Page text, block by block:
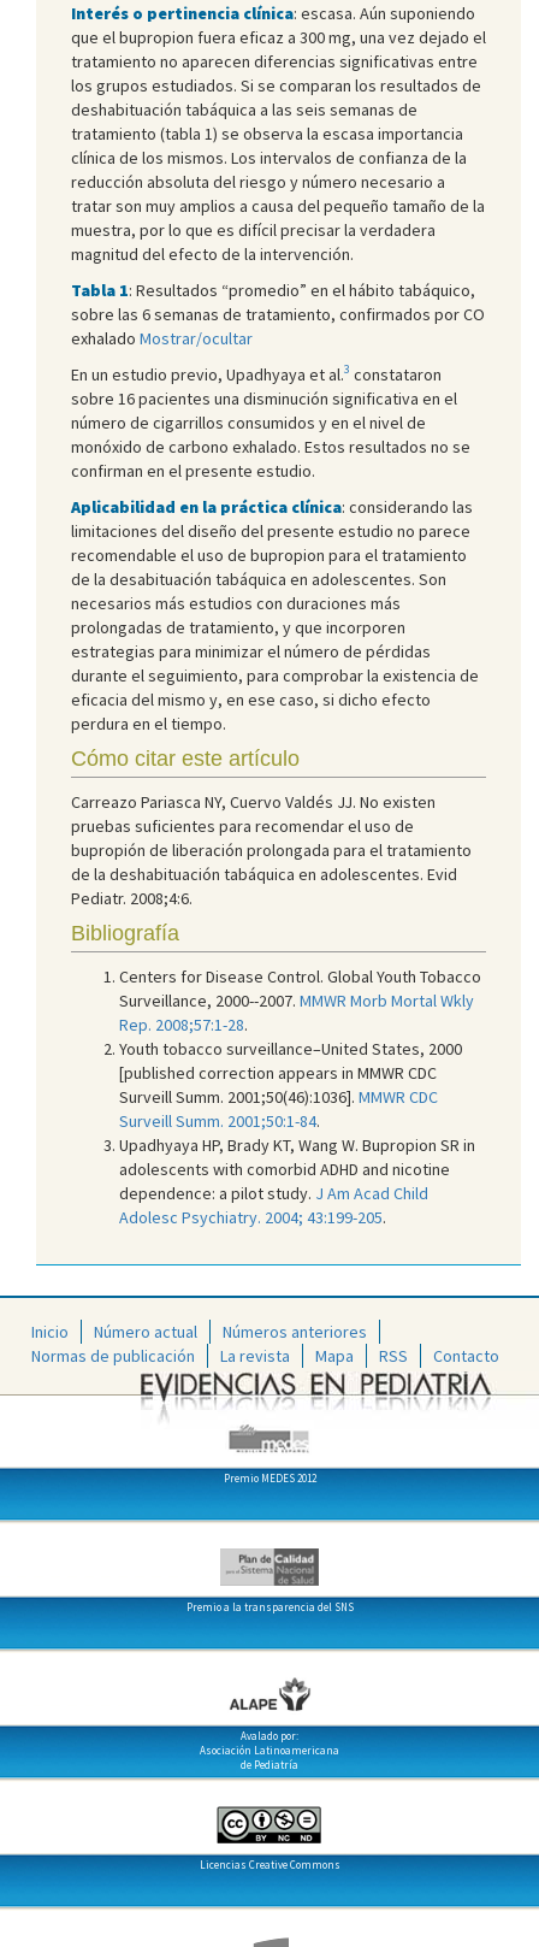
Interés o pertinencia clínica: escasa. Aún suponiendo
que el bupropion fuera eficaz a 300 mg, una vez dejado el
tratamiento no aparecen diferencias significativas entre
los grupos estudiados. Si se comparan los resultados de
deshabituación tabáquica a las seis semanas de
tratamiento (tabla 1) se observa la escasa importancia
clínica de los mismos. Los intervalos de confianza de la
reducción absoluta del riesgo y número necesario a
tratar son muy amplios a causa del pequeño tamaño de la
muestra, por lo que es difícil precisar la verdadera
magnitud del efecto de la intervención.
Tabla 1: Resultados “promedio” en el hábito tabáquico,
sobre las 6 semanas de tratamiento, confirmados por CO
exhalado Mostrar/ocultar
En un estudio previo, Upadhyaya et al.3 constataron
sobre 16 pacientes una disminución significativa en el
número de cigarrillos consumidos y en el nivel de
monóxido de carbono exhalado. Estos resultados no se
confirman en el presente estudio.
Aplicabilidad en la práctica clínica: considerando las
limitaciones del diseño del presente estudio no parece
recomendable el uso de bupropion para el tratamiento
de la desabituación tabáquica en adolescentes. Son
necesarios más estudios con duraciones más
prolongadas de tratamiento, y que incorporen
estrategias para minimizar el número de pérdidas
durante el seguimiento, para comprobar la existencia de
eficacia del mismo y, en ese caso, si dicho efecto
perdura en el tiempo.
Cómo citar este artículo
Carreazo Pariasca NY, Cuervo Valdés JJ. No existen
pruebas suficientes para recomendar el uso de
bupropión de liberación prolongada para el tratamiento
de la deshabituación tabáquica en adolescentes. Evid
Pediatr. 2008;4:6.
Bibliografía
Centers for Disease Control. Global Youth Tobacco
Surveillance, 2000--2007. MMWR Morb Mortal Wkly
Rep. 2008;57:1-28.
Youth tobacco surveillance–United States, 2000
[published correction appears in MMWR CDC
Surveill Summ. 2001;50(46):1036]. MMWR CDC
Surveill Summ. 2001;50:1-84.
Upadhyaya HP, Brady KT, Wang W. Bupropion SR in
adolescents with comorbid ADHD and nicotine
dependence: a pilot study. J Am Acad Child
Adolesc Psychiatry. 2004; 43:199-205.
Inicio Número actual
Números anteriores
Normas de publicación
La revista Mapa RSS Contacto
Premio MEDES 2012
Premio a la transparencia del SNS
Avalado por:
Asociación Latinoamericana
de Pediatría
Licencias Creative Commons